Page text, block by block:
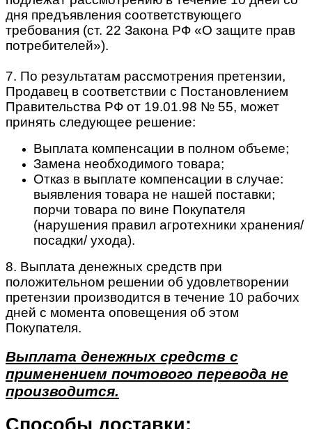
дня предъявления соответствующего
требования (ст. 22 Закона РФ «О защите прав
потребителей»).
7. По результатам рассмотрения претензии,
Продавец в соответствии с Постановлением
Правительства РФ от 19.01.98 № 55, может
принять следующее решение:
Выплата компенсации в полном объеме;
Замена необходимого товара;
Отказ в выплате компенсации в случае:
выявления товара не нашей поставки;
порчи товара по вине Покупателя
(нарушения правил агротехники хранения/
посадки/ ухода).
8. Выплата денежных средств при
положительном решении об удовлетворении
претензии производится в течение 10 рабочих
дней с момента оповещения об этом
Покупателя.
Выплата денежных средств с
применением почтового перевода не
производится.